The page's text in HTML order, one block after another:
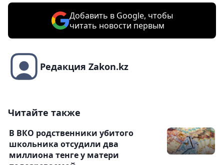
Добавить в Google, чтобы
читать новости первым
Редакция Zakon.kz
Читайте также
В ВКО родственники убитого
школьника отсудили два
миллиона тенге у матери